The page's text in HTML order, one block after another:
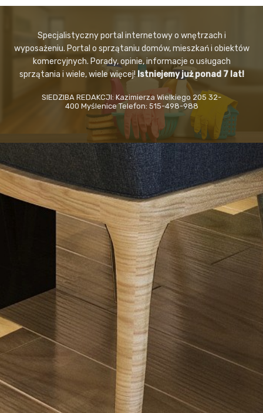
Specjalistyczny portal internetowy o wnętrzach i
wyposażeniu. Portal o sprzątaniu domów, mieszkań i obiektów
komercyjnych. Porady, opinie, informacje o usługach
sprzątania i wiele, wiele więcej!Istniejemy już ponad 7 lat!
SIEDZIBA REDAKCJI: Kazimierza Wielkiego 205 32-
400 Myślenice Telefon: 515-498-988